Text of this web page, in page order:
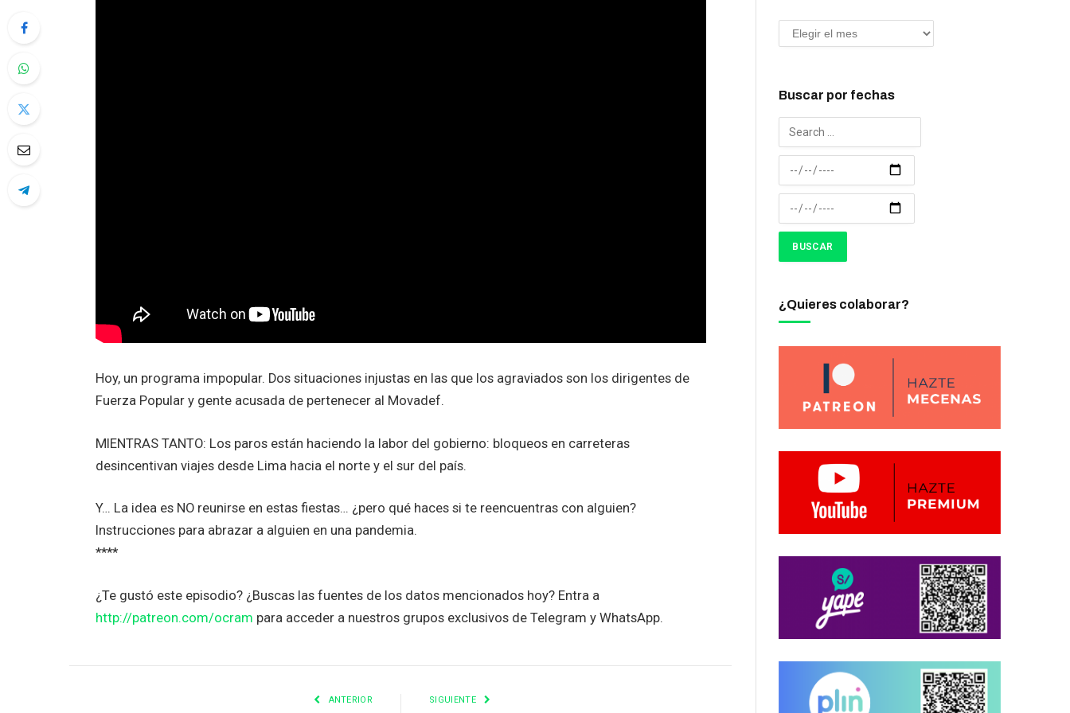
Hoy, un programa impopular. Dos situaciones injustas en las que los agraviados son los dirigentes de
Fuerza Popular y gente acusada de pertenecer al Movadef.
MIENTRAS TANTO: Los paros están haciendo la labor del gobierno: bloqueos en carreteras
desincentivan viajes desde Lima hacia el norte y el sur del país.
Y… La idea es NO reunirse en estas fiestas… ¿pero qué haces si te reencuentras con alguien?
Instrucciones para abrazar a alguien en una pandemia.
****
¿Te gustó este episodio? ¿Buscas las fuentes de los datos mencionados hoy? Entra a
http://patreon.com/ocram para acceder a nuestros grupos exclusivos de Telegram y WhatsApp.
ANTERIOR SIGUIENTE
Buscar por fechas
¿Quieres colaborar?